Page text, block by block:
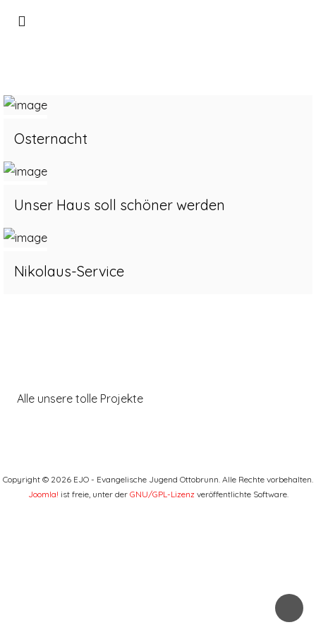
Osternacht
Unser Haus soll schöner werden
Nikolaus-Service
Alle unsere tolle Projekte
Copyright © 2026 EJO - Evangelische Jugend Ottobrunn. Alle Rechte vorbehalten.
Joomla! ist freie, unter der GNU/GPL-Lizenz veröffentlichte Software.